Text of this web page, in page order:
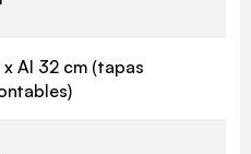
Al 32 cm (tapas